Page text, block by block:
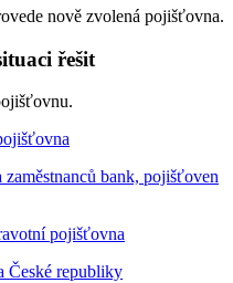
nově zvolená pojišťovna.
řešit
bank, pojišťoven
pojišťovna
České republiky